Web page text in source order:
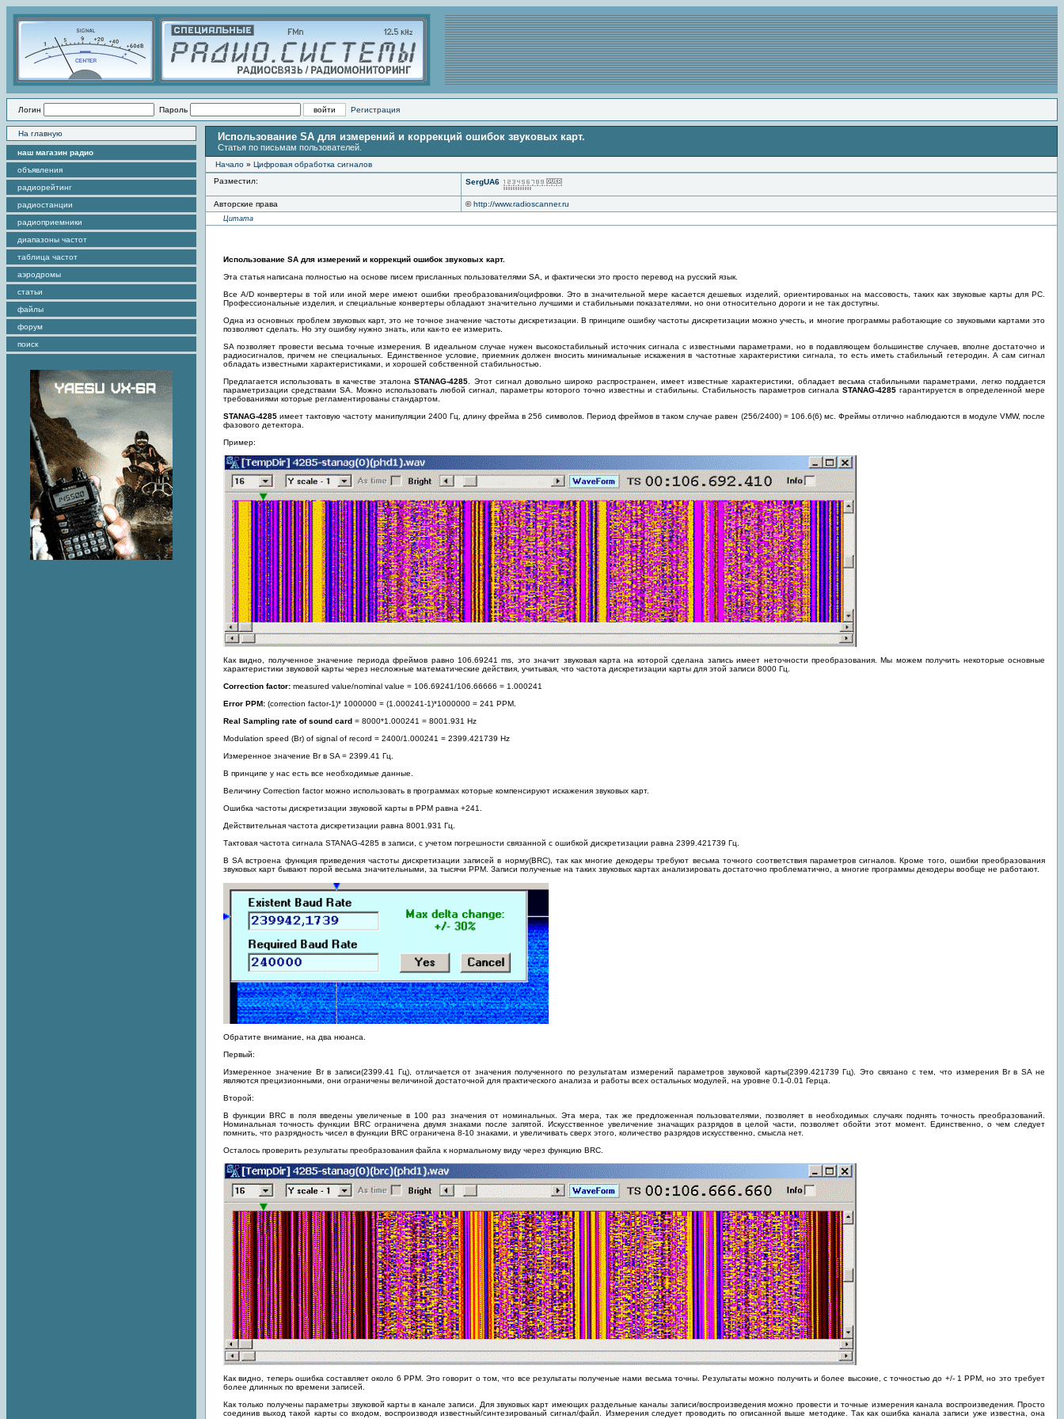
Логин Пароль Регистрация
На главную
наш магазин радио
объявления
радиорейтинг
радиостанции
радиоприемники
диапазоны частот
таблица частот
аэродромы
статьи
файлы
форум
поиск
Использование SA для измерений и коррекций ошибок звуковых карт.
Статья по письмам пользователей.
Начало » Цифровая обработка сигналов
Разместил:
SergUA6
Авторские права ©http://www.radioscanner.ru
Цитата
Использование SA для измерений и коррекций ошибок звуковых карт.
Эта статья написана полностью на основе писем присланных пользователями SA, и фактически это просто перевод на русский язык.
Все A/D конвертеры в той или иной мере имеют ошибки преобразования/оцифровки. Это в значительной мере касается дешевых изделий, ориентированых на массовость, таких как звуковые карты для PC.
Профессиональные изделия, и специальные конвертеры обладают значительно лучшими и стабильными показателями, но они относительно дороги и не так доступны.
Одна из основных проблем звуковых карт, это не точное значение частоты дискретизации. В принципе ошибку частоты дискретизации можно учесть, и многие программы работающие со звуковыми картами это
позволяют сделать. Но эту ошибку нужно знать, или как-то ее измерить.
SA позволяет провести весьма точные измерения. В идеальном случае нужен высокостабильный источник сигнала с известными параметрами, но в подавляющем большинстве случаев, вполне достаточно и
радиосигналов, причем не специальных. Единственное условие, приемник должен вносить минимальные искажения в частотные характеристики сигнала, то есть иметь стабильный гетеродин. А сам сигнал
обладать известными характеристиками, и хорошей собственной стабильностью.
Предлагается использовать в качестве эталонаSTANAG-4285 . Этот сигнал довольно широко распространен, имеет известные характеристики, обладает весьма стабильными параметрами, легко поддается
параметризации средствами SA. Можно использовать любой сигнал, параметры которого точно известны и стабильны. Стабильность параметров сигнала STANAG-4285 гарантируется в определенной мере
требованиями которые регламентированы стандартом.
STANAG-4285 имеет тактовую частоту манипуляции 2400 Гц, длину фрейма в 256 символов. Период фреймов в таком случае равен (256/2400) = 106.6(6) мс. Фреймы отлично наблюдаются в модуле VMW, после
фазового детектора.
Пример:
Как видно, полученное значение периода фреймов равно 106.69241 ms, это значит звуковая карта на которой сделана запись имеет неточности преобразования. Мы можем получить некоторые основные
характеристики звуковой карты через несложные математические действия, учитывая, что частота дискретизации карты для этой записи 8000 Гц.
Correction factor: measured value/nominal value = 106.69241/106.66666 = 1.000241
Error PPM: (correction factor-1)* 1000000 = (1.000241-1)*1000000 = 241 PPM.
Real Sampling rate of sound card = 8000*1.000241 = 8001.931 Hz
Modulation speed (Br) of signal of record = 2400/1.000241 = 2399.421739 Hz
Измеренное значение Br в SA = 2399.41 Гц.
В принципе у нас есть все необходимые данные.
Величину Correction factor можно использовать в программах которые компенсируют искажения звуковых карт.
Ошибка частоты дискретизации звуковой карты в PPM равна +241.
Действительная частота дискретизации равна 8001.931 Гц.
Тактовая частота сигнала STANAG-4285 в записи, с учетом погрешности связанной с ошибкой дискретизации равна 2399.421739 Гц.
В SA встроена функция приведения частоты дискретизации записей в норму(BRC), так как многие декодеры требуют весьма точного соответствия параметров сигналов. Кроме того, ошибки преобразования
звуковых карт бывают порой весьма значительными, за тысячи PPM. Записи полученые на таких звуковых картах анализировать достаточно проблематично, а многие программы декодеры вообще не работают.
Обратите внимание, на два нюанса.
Первый:
Измеренное значение Br в записи(2399.41 Гц), отличается от значения полученного по результатам измерений параметров звуковой карты(2399.421739 Гц). Это связано с тем, что измерения Br в SA не
являются прецизионными, они ограничены величиной достаточной для практического анализа и работы всех остальных модулей, на уровне 0.1-0.01 Герца.
Второй:
В функции BRC в поля введены увеличеные в 100 раз значения от номинальных. Эта мера, так же предложенная пользователями, позволяет в необходимых случаях поднять точность преобразований.
Номинальная точность функции BRC ограничена двумя знаками после запятой. Искусственное увеличение значащих разрядов в целой части, позволяет обойти этот момент. Единственно, о чем следует
помнить, что разрядность чисел в функции BRC ограничена 8-10 знаками, и увеличивать сверх этого, количество разрядов искусственно, смысла нет.
Осталось проверить результаты преобразования файла к нормальному виду через функцию BRC.
Как видно, теперь ошибка составляет около 6 PPM. Это говорит о том, что все результаты полученые нами весьма точны. Результаты можно получить и более высокие, с точностью до +/- 1 PPM, но это требует
более длинных по времени записей.
Как только получены параметры звуковой карты в канале записи. Для звуковых карт имеющих раздельные каналы записи/воспроизведения можно провести и точные измерения канала воспроизведения. Просто
соединив выход такой карты со входом, воспроизводя известный/синтезированый сигнал/файл. Измерения следует проводить по описанной выше методике. Так как ошибка канала записи уже известна, она